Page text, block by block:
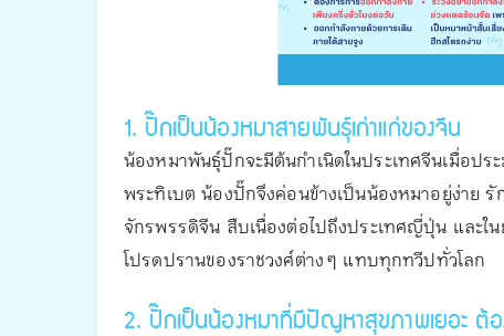
1. ปั๊กเป็นน้องหมาสายพันธุ์เก่าแก่ของจีน
น้องหมาพันธุ์ปั๊กจะมีต้นกำเนิดในประเทศจีนเมื่อป
พระทิเบต น้องปั๊กจึงค่อนข้างเป็นน้องหมาอยู่ง่าย
จักรพรรดิจีน สืบเนื่องต่อไปถึงประเทศญี่ปุ่น และใ
โปรดปรานของราชวงศ์ต่าง ๆ แทบทุกทวีปทั่วโลก
2. ปั๊กเป็นน้องหมาที่มีปัญหาสุขภาพเยอะ ต้อ